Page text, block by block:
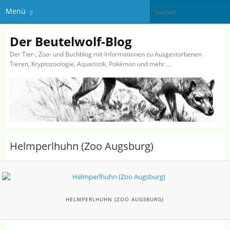
Menü
Der Beutelwolf-Blog
Der Tier-, Zoo- und Buchblog mit Informationen zu Ausgestorbenen
Tieren, Kryptozoologie, Aquaristik, Pokémon und mehr …
Helmperlhuhn (Zoo Augsburg)
HELMPERLHUHN (ZOO AUGSBURG)